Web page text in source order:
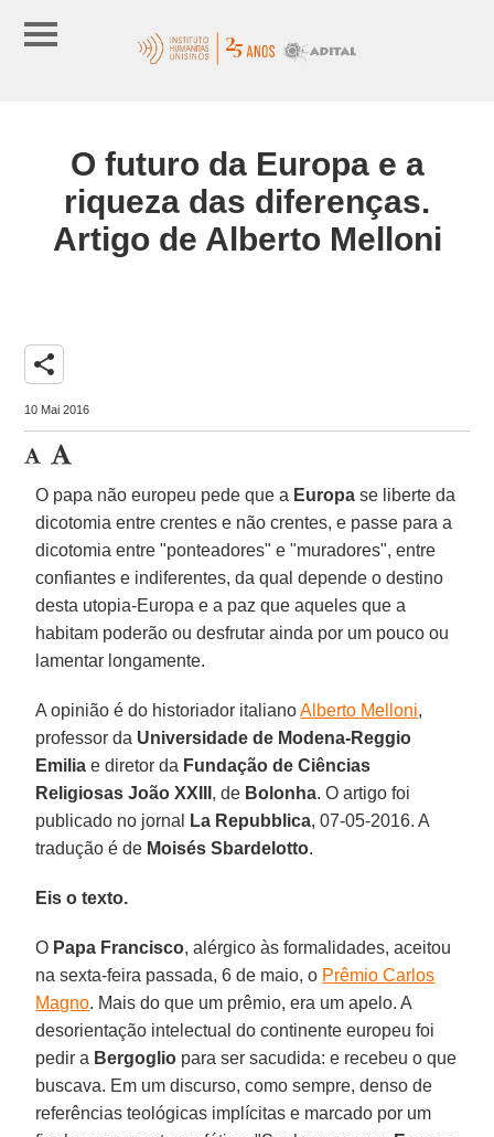
O futuro da Europa e a
riqueza das diferenças.
Artigo de Alberto Melloni
share
10 Mai 2016
O papa não europeu pede que a Europa se liberte da
dicotomia entre crentes e não crentes, e passe para a
dicotomia entre "ponteadores" e "muradores", entre
confiantes e indiferentes, da qual depende o destino
desta utopia-Europa e a paz que aqueles que a
habitam poderão ou desfrutar ainda por um pouco ou
lamentar longamente.
A opinião é do historiador italianoAlberto Melloni,
professor da Universidade de Modena-Reggio
Emilia e diretor da Fundação de Ciências
Religiosas João XXIII , de Bolonha. O artigo foi
publicado no jornal
La Repubblica, 07-05-2016. A
tradução é de Moisés Sbardelotto.
Eis o texto.
O Papa Francisco, alérgico às formalidades, aceitou
na sexta-feira passada, 6 de maio, o Prêmio Carlos
Magno. Mais do que um prêmio, era um apelo. A
desorientação intelectual do continente europeu foi
pedir a Bergoglio para ser sacudida: e recebeu o que
buscava. Em um discurso, como sempre, denso de
referências teológicas implícitas e marcado por um